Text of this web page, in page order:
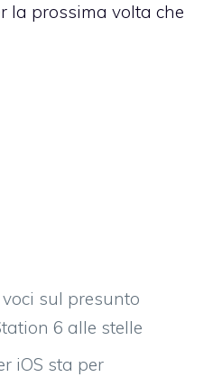
la prossima volta che
sul presunto
6 alle stelle
iOS sta per